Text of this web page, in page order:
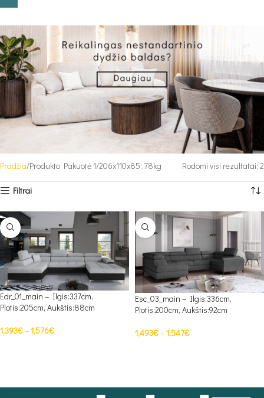
Pradžia Produkto Pakuotė 1 206x110x85; 78kg Rodomi visi rezultatai: 2
Filtrai
Edr_01_main – Ilgis:337cm,
Plotis:205cm, Aukštis:88cm
1,393€–1,576€
Esc_03_main – Ilgis:336cm,
Plotis:200cm, Aukštis:92cm
1,493€–1,547€